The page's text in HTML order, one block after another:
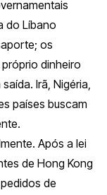
do Líbano
os
dinheiro
Irã, Nigéria,
países buscam
Após a lei
de Hong Kong
de